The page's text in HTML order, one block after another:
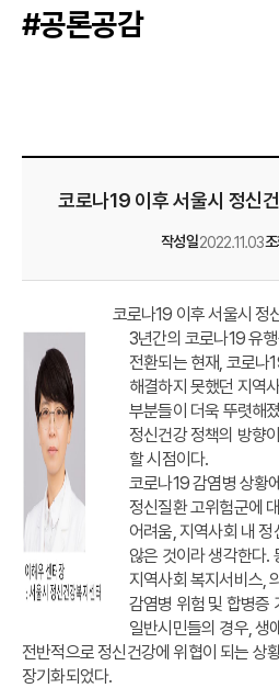
#공론공감
코로나19 이후 서울시 정신
작성일2022.11.03
코로나19 이후 서울시 정
3년간의 코로나19 유
전환되는 현재, 코로나
해결하지 못했던 지역
부분들이 더욱 뚜렷해
정신건강 정책의 방향
할 시점이다.
코로나19 감염병 상황
정신질환 고위험군에
어려움, 지역사회 내
않은 것이라 생각한다.
지역사회 복지서비스,
감염병 위험 및 합병증
일반시민들의 경우, 생
전반적으로 정신건강에 위협이 되는 상
장기화되었다.